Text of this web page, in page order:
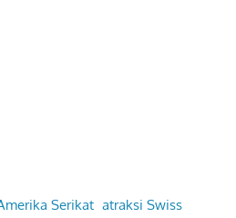
Serikat atraksi Swiss